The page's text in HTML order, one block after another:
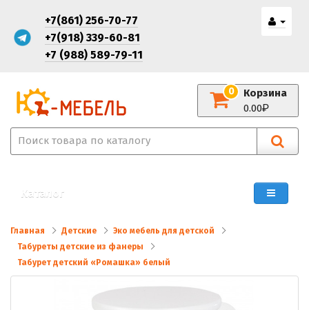
+7(861) 256-70-77
+7(918) 339-60-81
+7 (988) 589-79-11
Корзина
0
0.00
Каталог
Главная Детские
Эко мебель для детской
Табуреты детские из фанеры
Табурет детский «Ромашка» белый